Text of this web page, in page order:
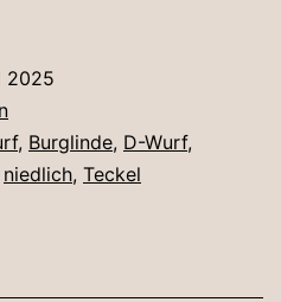
2025
, Burglinde, D-Wurf,
niedlich, Teckel